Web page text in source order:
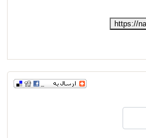
https://